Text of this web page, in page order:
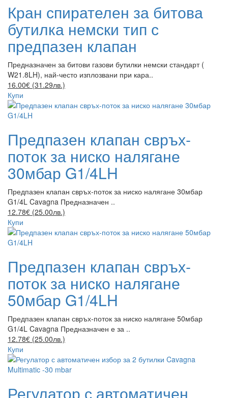
Кран спирателен за битова
бутилка немски тип с
предпазен клапан
Предназначен за битови газови бутилки немски стандарт (
W21.8LH), най-често изплозвани при кара..
16.00€ (31.29лв.)
Купи
Предпазен клапан свръх-
поток за ниско налягане
30мбар G1/4LH
Предпазен клапан свръх-поток за ниско налягане 30мбар
G1/4L Cavagna Предназначен ..
12.78€ (25.00лв.)
Купи
Предпазен клапан свръх-
поток за ниско налягане
50мбар G1/4LH
Предпазен клапан свръх-поток за ниско налягане 50мбар
G1/4L Cavagna Предназначен е за ..
12.78€ (25.00лв.)
Купи
Регулатор с автоматичен